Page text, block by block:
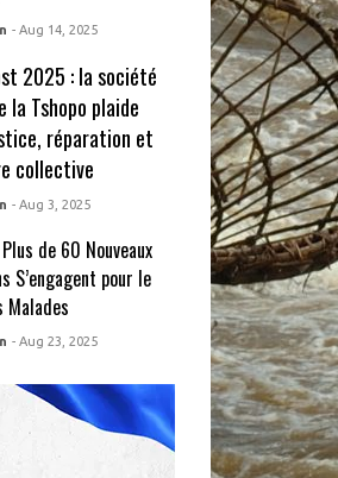
- Aug 14, 2025
2025 : la société
la Tshopo plaide
réparation et
collective
- Aug 3, 2025
Plus de 60 Nouveaux
S’engagent pour le
Malades
- Aug 23, 2025